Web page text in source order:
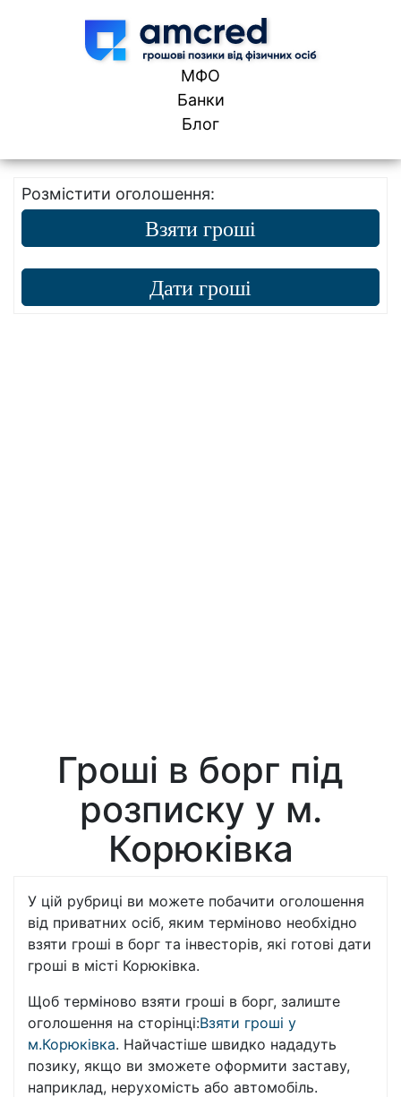
МФО
Банки
Блог
Розмістити оголошення:
Взяти гроші
Дати гроші
Гроші в борг під
розписку у м.
Корюківка
У цій рубриці ви можете побачити оголошення
від приватних осіб, яким терміново необхідно
взяти гроші в борг та інвесторів, які готові дати
гроші в місті Корюківка.
Щоб терміново взяти гроші в борг, залиште
оголошення на сторінці:Взяти гроші у
м.Корюківка. Найчастіше швидко нададуть
позику, якщо ви зможете оформити заставу,
наприклад, нерухомість або автомобіль.